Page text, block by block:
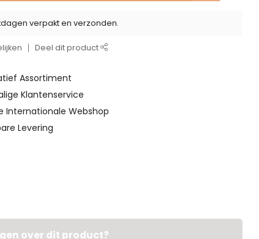
verpakt en verzonden.
Deel dit product
Assortiment
Klantenservice
Internationale Webshop
Levering
over dit product?